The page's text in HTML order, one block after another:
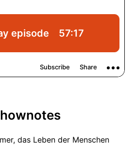
das Leben der Menschen